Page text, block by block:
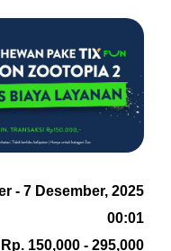
- 7 Desember, 2025
00:01
Rp. 150,000 - 295,000